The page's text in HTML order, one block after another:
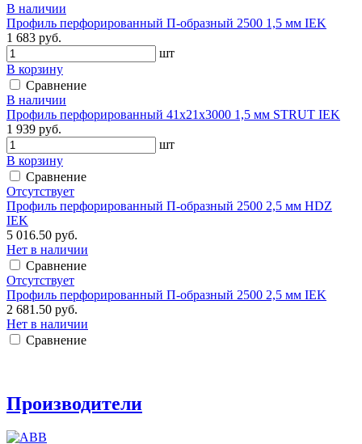
В наличии
Профиль перфорированный П-образный 2500 1,5 мм IEK
1 683 руб.
шт
В корзину
Сравнение
В наличии
Профиль перфорированный 41х21х3000 1,5 мм STRUT IEK
1 939 руб.
шт
В корзину
Сравнение
Отсутствует
Профиль перфорированный П-образный 2500 2,5 мм HDZ
IEK
5 016.50 руб.
Нет в наличии
Сравнение
Отсутствует
Профиль перфорированный П-образный 2500 2,5 мм IEK
2 681.50 руб.
Нет в наличии
Сравнение
Производители